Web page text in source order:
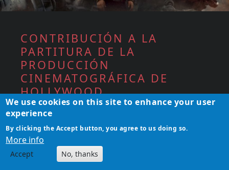
CONTRIBUCIÓN A LA
PARTITURA DE LA
PRODUCCIÓN
CINEMATOGRÁFICA DE
HOLLYWOOD
En 2011, el autor, autor teatral y cineasta
Sebastian Ugovsky-Strassburger, que
también es productor musical con 20 años de
lanzamientos musicales de éxito
internacional, así como compositor clásico
We use cookies on this site to enhance your user
experience
By clicking the Accept button, you agree to us doing so.
More info
Accept No, thanks